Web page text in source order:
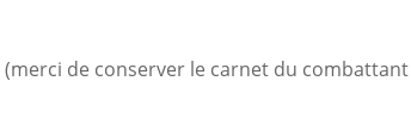
de conserver le carnet du